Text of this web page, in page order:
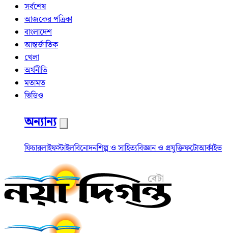
সর্বশেষ
আজকের পত্রিকা
বাংলাদেশ
আন্তর্জাতিক
খেলা
অর্থনীতি
মতামত
ভিডিও
অন্যান্য
ফিচারলাইফস্টাইলবিনোদনশিল্প ও সাহিত্যবিজ্ঞান ও প্রযুক্তিফটোআর্কাইভ